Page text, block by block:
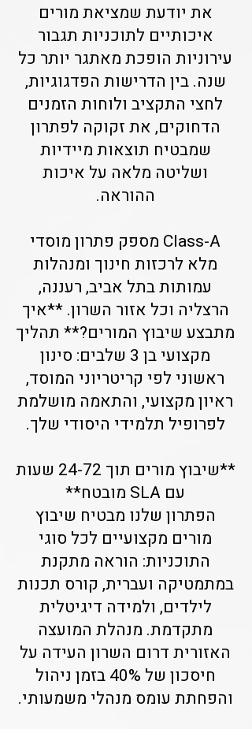
את יודעת שמציאת מורים
איכותיים לתוכניות תגבור
עירוניות הופכת מאתגר יותר כל
שנה. בין הדרישות הפדגוגיות,
לחצי התקציב ולוחות הזמנים
הדחוקים, את זקוקה לפתרון
שמבטיח תוצאות מיידיות
ושליטה מלאה על איכות
ההוראה.
Class-A מספק פתרון מוסדי
מלא לרכזות חינוך ומנהלות
עמותות בתל אביב, רעננה,
הרצליה וכל אזור השרון. **איך
מתבצע שיבוץ המורים?** תהליך
מקצועי בן 3 שלבים: סינון
ראשוני לפי קריטריוני המוסד,
ראיון מקצועי, והתאמה מושלמת
לפרופיל תלמידי היסודי שלך.
**שיבוץ מורים תוך 24-72 שעות
עם SLA מובטח**
הפתרון שלנו מבטיח שיבוץ
מורים מקצועיים לכל סוגי
התוכניות: הוראה מתקנת
במתמטיקה ועברית, קורס תכנות
לילדים, ולמידה דיגיטלית
מתקדמת. מנהלת המועצה
האזורית דרום השרון העידה על
חיסכון של 40% בזמן ניהול
והפחתת עומס מנהלי משמעותי.